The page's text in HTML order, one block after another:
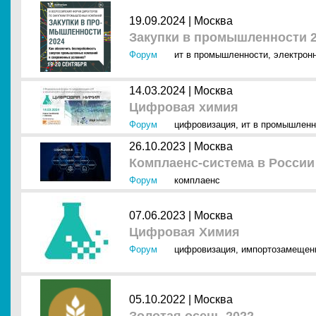
19.09.2024 | Москва
Закупки в промышленности
Форум ит в промышленности,
14.03.2024 | Москва
Цифровая химия
Форум цифровизация, ит в
26.10.2023 | Москва
Комплаенс-система в России
Форум комплаенс
07.06.2023 | Москва
Цифровая Химия
Форум цифровизация,
05.10.2022 | Москва